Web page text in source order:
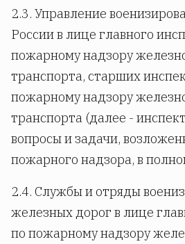
2.3. Управление
России в лице главного
пожарному надзору
транспорта, старших
пожарному надзору
транспорта (далее -
вопросы и задачи,
пожарного надзора, в
2.4. Службы и отряды
железных дорог в лице
по пожарному надзору